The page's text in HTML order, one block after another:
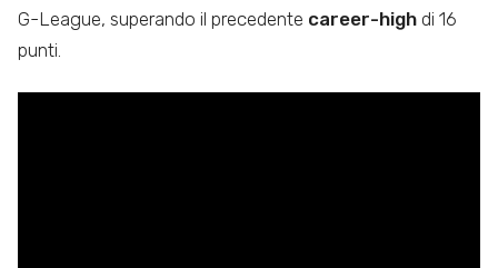
G-League, superando il precedente career-high di 16
punti.